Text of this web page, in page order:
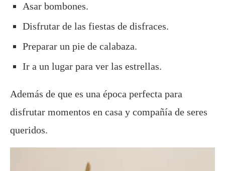
Asar bombones.
Disfrutar de las fiestas de disfraces.
Preparar un pie de calabaza.
Ir a un lugar para ver las estrellas.
Además de que es una época perfecta para
disfrutar momentos en casa y compañía de seres
queridos.